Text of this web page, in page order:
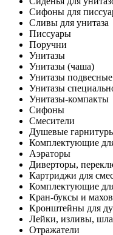
Сифоны для
Сливы для унитаза
Писсуары
Поручни
Унитазы
Унитазы (чаша)
Унитазы
Унитазы
Унитазы-компакты
Сифоны
Смесители
Душевые
Комплектующие
Аэраторы
Диверторы,
Картриджи для
Комплектующие
Кран-буксы и
Кронштейны для
Лейки, изливы,
Отражатели